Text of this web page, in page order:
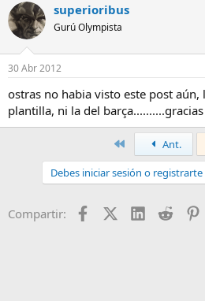
superioribus
Gurú Olympista
30 Abr 2012
ostras no habia visto este post
plantilla, ni la del barça..........gracias
PrimeroAnt.
Debes iniciar sesión o
Compartir: FacebookX (Twitter)
LinkedIn
Reddit